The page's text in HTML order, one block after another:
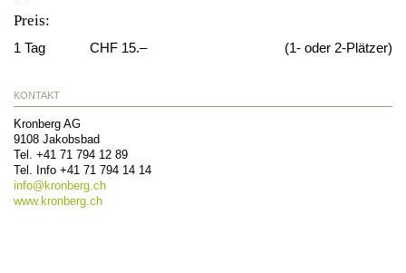
Preis:
1 Tag CHF 15.– (1- oder 2-Plätzer)
KONTAKT
Kronberg AG
9108 Jakobsbad
Tel. +41 71 794 12 89
Tel. Info +41 71 794 14 14
info@ kronberg.ch
www.kronberg.ch